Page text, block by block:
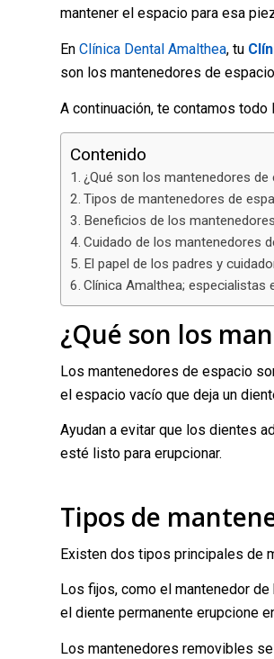
mantener el espacio para esa
En Clínica Dental Amalthea, tu
son los mantenedores de
A continuación, te contamos
Contenido
¿Qué son los mantenedores de
Tipos de mantenedores de
Beneficios de los
Cuidado de los mantenedores
El papel de los padres y
Clínica Amalthea; especialistas
¿Qué son los
Los mantenedores de espacio
el espacio vacío que deja un
Ayudan a evitar que los dientes
esté listo para erupcionar.
Tipos de
Existen dos tipos principales de
Los fijos, como el mantenedor
el diente permanente erupcione
Los mantenedores removibles